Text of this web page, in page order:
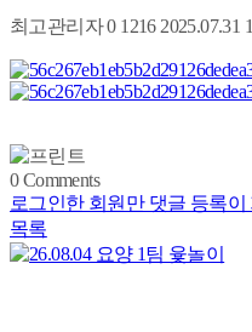
최고관리자 0 12162025.07.31
0Comments
로그인한 회원만 댓글 등록이
목록